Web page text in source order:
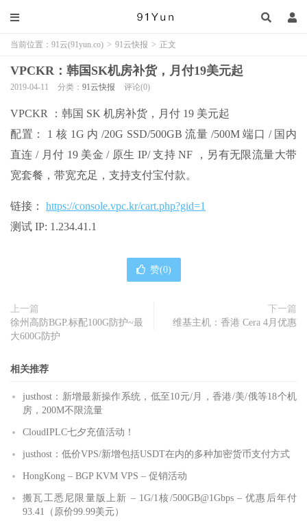
当前位置： 91云(91yun.co) > 91云快报 > 正文
VPCKR：韩国SK机房补货，月付19美元起
2019-04-11 分类： 91云快报 评论(0)
VPCKR ：韩国 SK 机房补货，月付 19 美元起
配置： 1 核 1G 内 /20G SSD/500GB 流量 /500M 端口 / 国内
直连 / 月付 19 美金 / 原生 IP/ 支持 NF ，另有无限流量大带
宽套餐，带宽充足，支持支付宝付款。
链接： https://console.vpc.kr/cart.php?gid=1
测试 IP: 1.234.41.1
赞(0)
上一篇
徐州高防BGP.标配100G防护~最
大600G防护
下一篇
维基主机：香港 Cera 4月优惠
相关推荐
justhost：新增最新操作系统，低至10元/月，香港/美/俄等18个机
房，200M不限流量
CloudIPLC七夕充值活动！
justhost：低价VPS/新增包括USDT在内的多种加密货币支付方式
HongKong – BGP KVM VPS – 促销活动
搬瓦工悉尼限量版上新 – 1G/1核/500GB@1Gbps – 优惠后年付
93.41（原价99.99美元）